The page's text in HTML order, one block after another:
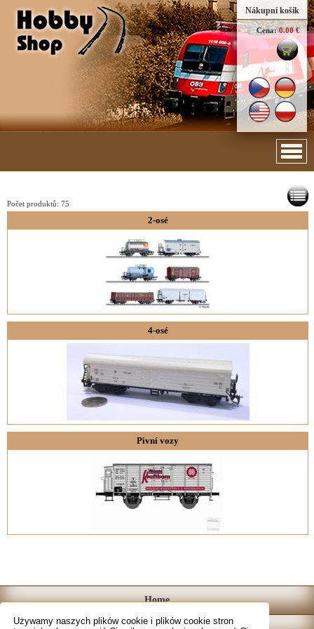
Używamy naszych plików cookie i plików cookie stron
Nákupní košík
Cena: 0.00 €
Počet produktů: 75
2-osé
4-osé
Pivní vozy
Home